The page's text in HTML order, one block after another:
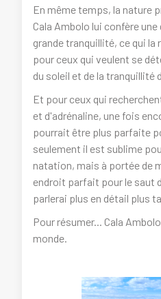
En même temps, la nature
Cala Ambolo lui confère
grande tranquillité, ce qui
pour ceux qui veulent se
du soleil et de la tranquillité
Et pour ceux qui
et d'adrénaline, une fois
pourrait être plus parfaite
seulement il est sublime
natation, mais à portée de
endroit parfait pour le saut
parlerai plus en détail plus
Pour résumer... Cala
monde.